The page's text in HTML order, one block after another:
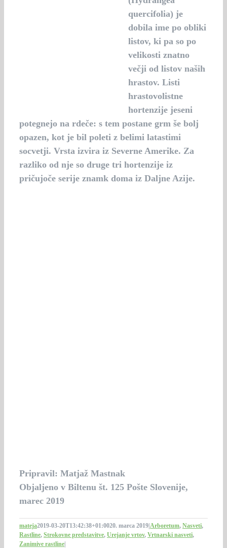
quercifolia) je
dobila ime po obliki
listov, ki pa so po
velikosti znatno
večji od listov naših
hrastov. Listi
hrastovolistne
hortenzije jeseni
potegnejo na rdeče: s tem postane grm še bolj
opazen, kot je bil poleti z belimi latastimi
socvetji. Vrsta izvira iz Severne Amerike. Za
razliko od nje so druge tri hortenzije iz
pričujoče serije znamk doma iz Daljne Azije.
Pripravil: Matjaž Mastnak
Objaljeno v Biltenu št. 125 Pošte Slovenije,
marec 2019
mateja2019-03-20T13:42:38+01:0020. marca 2019 Arboretum, Nasveti,
Rastline, Strokovne predstavitve, Urejanje vrtov, Vrtnarski nasveti,
Zanimive rastline